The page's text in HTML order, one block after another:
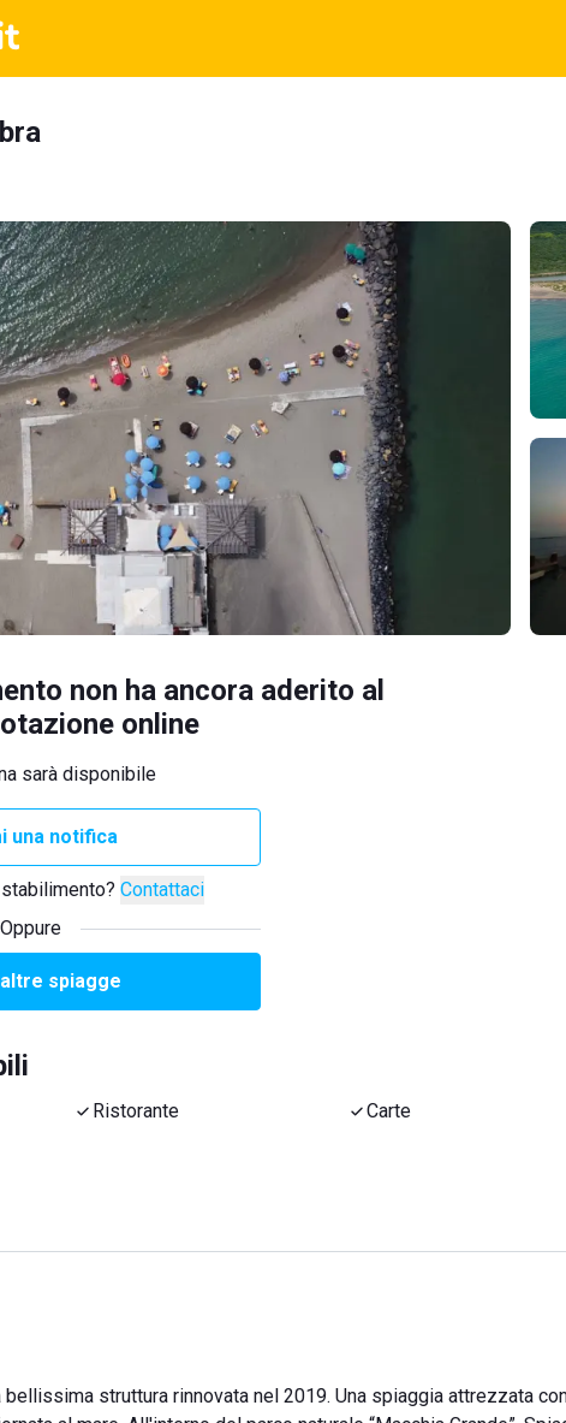
non ha ancora aderito al
online
sarà disponibile
una notifica
Contattaci
Oppure
spiagge
Ristorante Carte
bellissima struttura rinnovata nel 2019. Una spiaggia attrezzata